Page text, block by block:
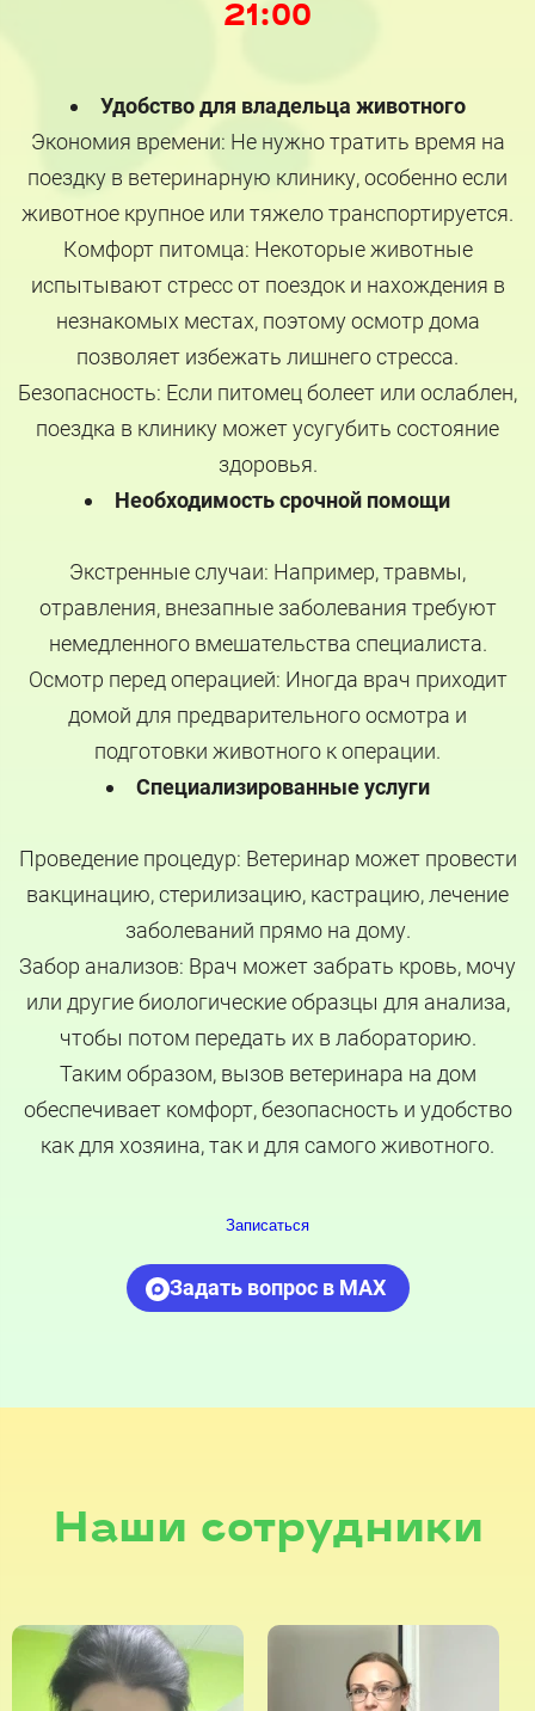
21:00
Удобство для владельца животного
Экономия времени: Не нужно тратить время на
поездку в ветеринарную клинику, особенно если
животное крупное или тяжело транспортируется.
Комфорт питомца: Некоторые животные
испытывают стресс от поездок и нахождения в
незнакомых местах, поэтому осмотр дома
позволяет избежать лишнего стресса.
Безопасность: Если питомец болеет или ослаблен,
поездка в клинику может усугубить состояние
здоровья.
Необходимость срочной помощи
Экстренные случаи: Например, травмы,
отравления, внезапные заболевания требуют
немедленного вмешательства специалиста.
Осмотр перед операцией: Иногда врач приходит
домой для предварительного осмотра и
подготовки животного к операции.
Специализированные услуги
Проведение процедур: Ветеринар может провести
вакцинацию, стерилизацию, кастрацию, лечение
заболеваний прямо на дому.
Забор анализов: Врач может забрать кровь, мочу
или другие биологические образцы для анализа,
чтобы потом передать их в лабораторию.
Таким образом, вызов ветеринара на дом
обеспечивает комфорт, безопасность и удобство
как для хозяина, так и для самого животного.
Записаться
Задать вопрос в MAX
Наши сотрудники